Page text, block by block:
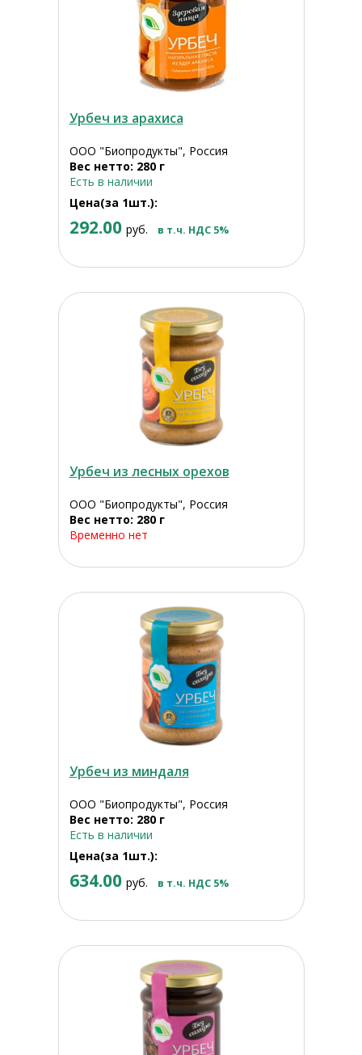
Урбеч из арахиса
ООО "Биопродукты", Россия
Вес нетто: 280 г
Есть в наличии
Цена(за 1шт.):
292.00 руб. в т.ч. НДС 5%
Урбеч из лесных орехов
ООО "Биопродукты", Россия
Вес нетто: 280 г
Временно нет
Урбеч из миндаля
ООО "Биопродукты", Россия
Вес нетто: 280 г
Есть в наличии
Цена(за 1шт.):
634.00 руб. в т.ч. НДС 5%